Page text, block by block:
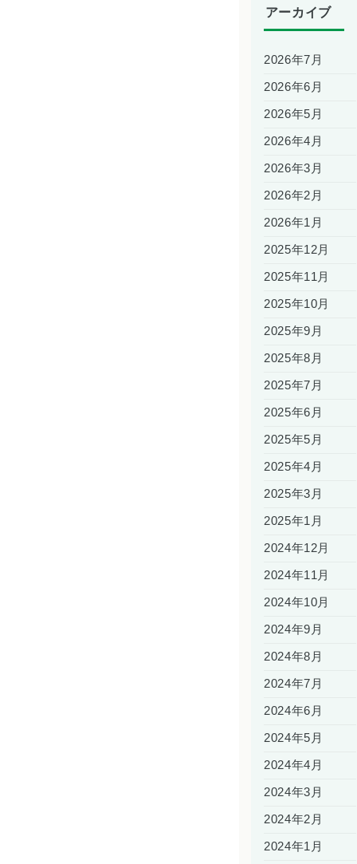
アーカイブ
2026年7月
2026年6月
2026年5月
2026年4月
2026年3月
2026年2月
2026年1月
2025年12月
2025年11月
2025年10月
2025年9月
2025年8月
2025年7月
2025年6月
2025年5月
2025年4月
2025年3月
2025年1月
2024年12月
2024年11月
2024年10月
2024年9月
2024年8月
2024年7月
2024年6月
2024年5月
2024年4月
2024年3月
2024年2月
2024年1月